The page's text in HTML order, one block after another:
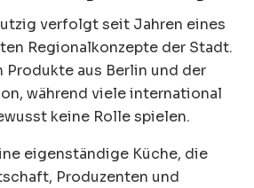
verfolgt seit Jahren eines
Regionalkonzepte der Stadt.
Produkte aus Berlin und der
während viele international
keine Rolle spielen.
eigenständige Küche, die
Produzenten und